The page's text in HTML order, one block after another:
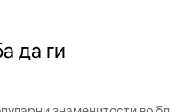
да ги